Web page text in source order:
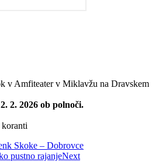
v Amfiteater v Miklavžu na Dravskem
2. 2026 ob polnoči.
Skoke – Dobrovce
pustno rajanjeNext